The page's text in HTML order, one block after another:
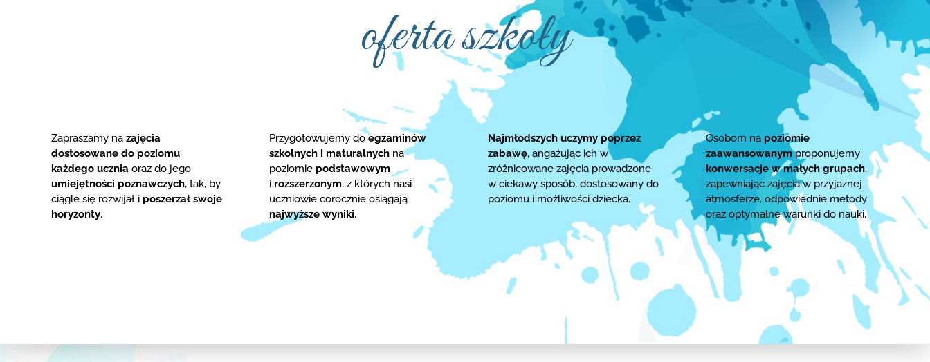
oferta szkoły
Zapraszamy nazajęcia
dostosowane do poziomu
każdego ucznia oraz do jego
umiejętności poznawczych, tak, by
ciągle się rozwijał i poszerzał swoje
horyzonty.
Przygotowujemy doegzaminów
szkolnych i maturalnych na
poziomie podstawowym
i rozszerzonym, z których nasi
uczniowie corocznie osiągają
najwyższe wyniki.
Najmłodszych uczymy poprzez
zabawę, angażując ich w
zróżnicowane zajęcia prowadzone
w ciekawy sposób, dostosowany do
poziomu i możliwości dziecka.
Osobom na poziomie
zaawansowanymproponujemy
konwersacje w małych grupach,
zapewniając zajęcia w przyjaznej
atmosferze, odpowiednie metody
oraz optymalne warunki do nauki.